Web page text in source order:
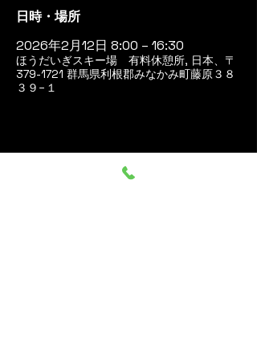
日時・場所
2026年2月12日 8:00 – 16:30
ほうだいぎスキー場 有料休憩所, 日本、〒
379-1721 群馬県利根郡みなかみ町藤原３８
３９−１
このイベントをシェア